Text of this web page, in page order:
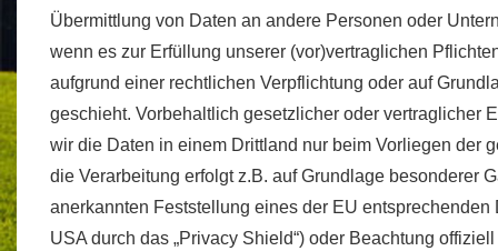
Übermittlung von Daten an andere Personen oder
wenn es zur Erfüllung unserer (vor)vertraglichen
aufgrund einer rechtlichen Verpflichtung oder auf
geschieht. Vorbehaltlich gesetzlicher oder vertraglicher
wir die Daten in einem Drittland nur beim Vorliegen der
die Verarbeitung erfolgt z.B. auf Grundlage besonderer
anerkannten Feststellung eines der EU
USA durch das „Privacy Shield“) oder Beachtung